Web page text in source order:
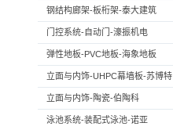
钢结构廊架-板桁架-泰大建筑
门控系统-自动门-濠振机电
弹性地板-PVC地板-海象地板
立面与内饰-UHPC幕墙板-苏博特
立面与内饰-陶瓷-伯陶科
泳池系统-装配式泳池-诺亚